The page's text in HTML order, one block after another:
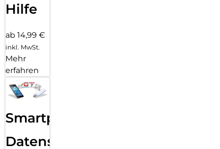
Hilfe
ab 14,99 €
inkl. MwSt.
Mehr
erfahren
Smartphone
Datensicherung